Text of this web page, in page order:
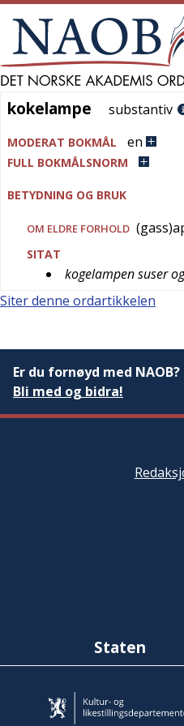
kokelampe
kokelampe substantiv
MODERAT BOKMÅL en
FULL BOKMÅLSNORM
BETYDNING OG BRUK
OM ELDRE FORHOLD
SITAT
kogelampen suser
Siter denne ordartikkelen
Er du fornøyd med NAOB?
Bli med og bidra!
Staten